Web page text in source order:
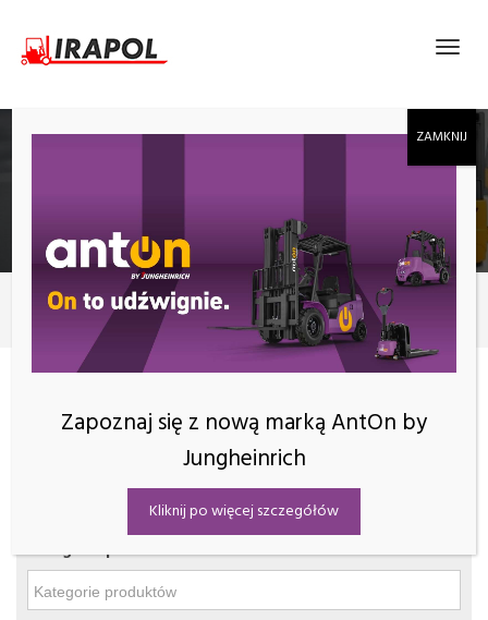
ELEKTRYCZNY 3-KOŁOWY WÓZEK WIDŁOWY
Produkty CPD16SQ-GE2LI
KATEGORIE
Kategorie produktów
Zapoznaj się z nową marką AntOn by
Jungheinrich
Kliknij po więcej szczegółów